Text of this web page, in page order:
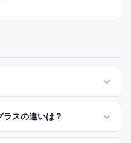
スの違いは？